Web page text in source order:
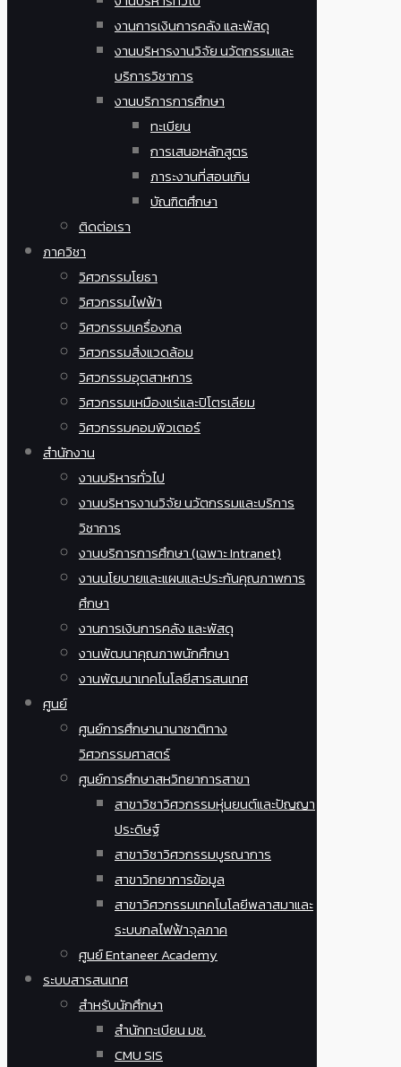
งานการเงินการคลัง และพัสดุ
งานบริหารงานวิจัย นวัตกรรมและ
บริการวิชาการ
งานบริการการศึกษา
ทะเบียน
การเสนอหลักสูตร
ภาระงานที่สอนเกิน
บัณฑิตศึกษา
ติดต่อเรา
ภาควิชา
วิศวกรรมโยธา
วิศวกรรมไฟฟ้า
วิศวกรรมเครื่องกล
วิศวกรรมสิ่งแวดล้อม
วิศวกรรมอุตสาหการ
วิศวกรรมเหมืองแร่และปิโตรเลียม
วิศวกรรมคอมพิวเตอร์
สำนักงาน
งานบริหารทั่วไป
งานบริหารงานวิจัย นวัตกรรมและบริการ
วิชาการ
งานบริการการศึกษา (เฉพาะ Intranet)
งานนโยบายและแผนและประกันคุณภาพการ
ศึกษา
งานการเงินการคลัง และพัสดุ
งานพัฒนาคุณภาพนักศึกษา
งานพัฒนาเทคโนโลยีสารสนเทศ
ศูนย์
ศูนย์การศึกษานานาชาติทาง
วิศวกรรมศาสตร์
ศูนย์การศึกษาสหวิทยาการสาขา
สาขาวิชาวิศวกรรมหุ่นยนต์และปัญญา
ประดิษฐ์
สาขาวิชาวิศวกรรมบูรณาการ
สาขาวิทยาการข้อมูล
สาขาวิศวกรรมเทคโนโลยีพลาสมาและ
ระบบกลไฟฟ้าจุลภาค
ศูนย์ Entaneer Academy
ระบบสารสนเทศ
สำหรับนักศึกษา
สำนักทะเบียน มช.
CMU SIS